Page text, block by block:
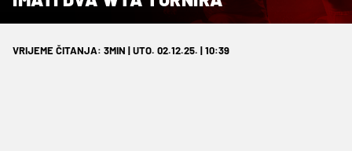
VRIJEME ČITANJA: 3MIN | UTO. 02.12.25. | 10:39